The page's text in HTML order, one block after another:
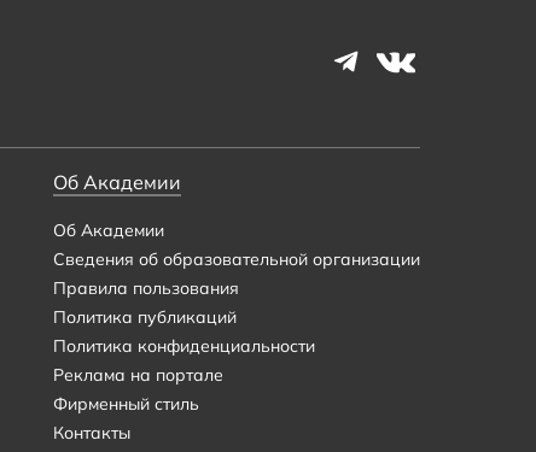
Об Академии
Об Академии
Сведения об образовательной организации
Правила пользования
Политика публикаций
Политика конфиденциальности
Реклама на портале
Фирменный стиль
Контакты